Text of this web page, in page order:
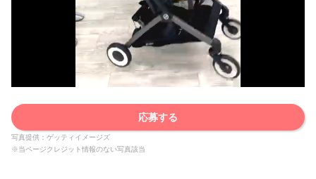
応募する
写真提供：ゲッティイメージズ
※当ページクレジット情報のない写真該当